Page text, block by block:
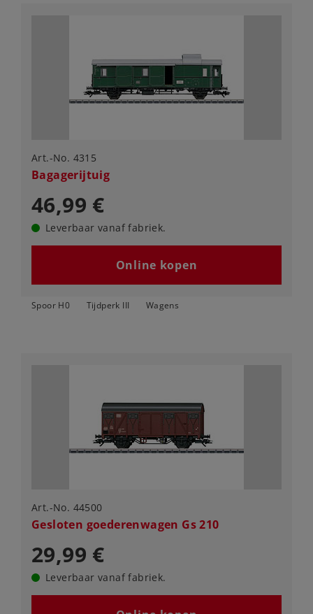
Art.-No. 4315
Bagagerijtuig
46,99 €
Leverbaar vanaf fabriek.
Online kopen
Spoor H0 Tijdperk III Wagens
Art.-No. 44500
Gesloten goederenwagen Gs 210
29,99 €
Leverbaar vanaf fabriek.